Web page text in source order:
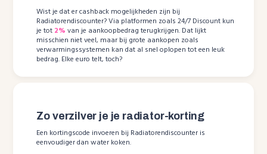
Wist je dat er cashback mogelijkheden zijn bij
Radiatorendiscounter? Via platformen zoals 24/7 Discount kun
je tot 2% van je aankoopbedrag terugkrijgen. Dat lijkt
misschien niet veel, maar bij grote aankopen zoals
verwarmingssystemen kan dat al snel oplopen tot een leuk
bedrag. Elke euro telt, toch?
Zo verzilver je je radiator-korting
Een kortingscode invoeren bij Radiatorendiscounter is
eenvoudiger dan water koken.